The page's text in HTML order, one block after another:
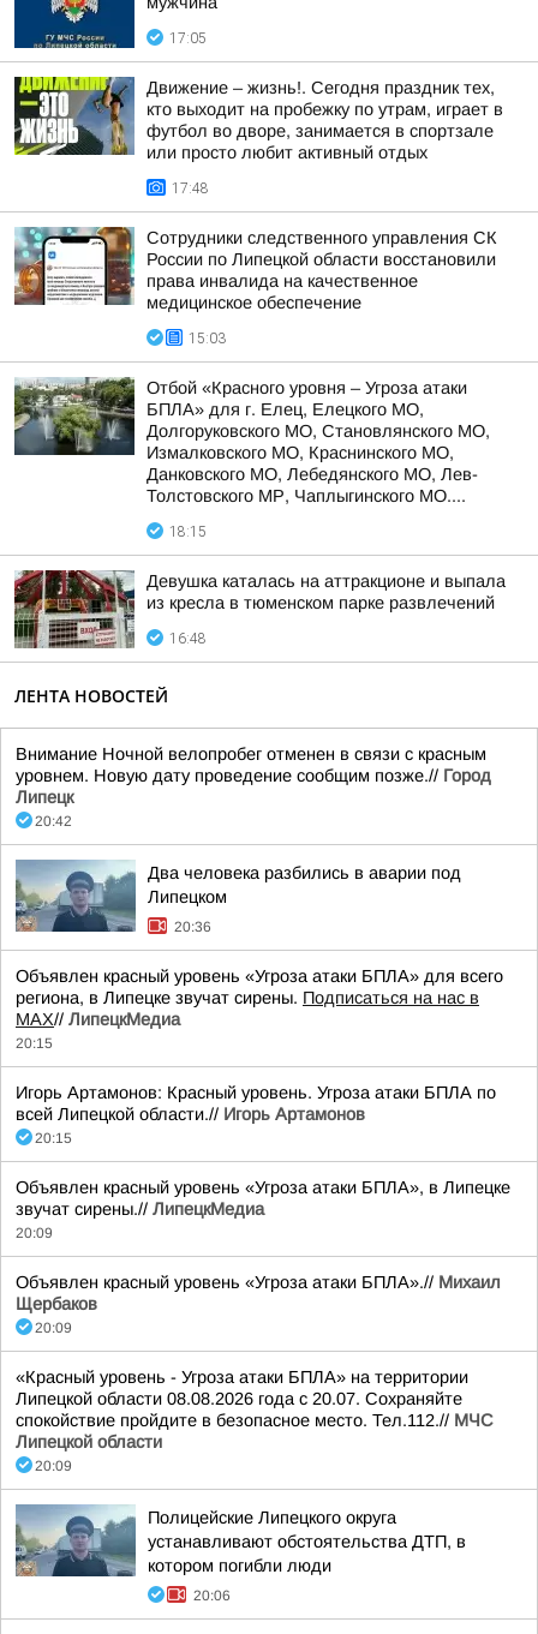
17:05
Движение – жизнь!. Сегодня праздник тех,
кто выходит на пробежку по утрам, играет в
футбол во дворе, занимается в спортзале
или просто любит активный отдых
17:48
Сотрудники следственного управления СК
России по Липецкой области восстановили
права инвалида на качественное
медицинское обеспечение
15:03
Отбой «Красного уровня – Угроза атаки
БПЛА» для г. Елец, Елецкого МО,
Долгоруковского МО, Становлянского МО,
Измалковского МО, Краснинского МО,
Данковского МО, Лебедянского МО, Лев-
Толстовского МР, Чаплыгинского МО....
18:15
Девушка каталась на аттракционе и выпала
из кресла в тюменском парке развлечений
16:48
ЛЕНТА НОВОСТЕЙ
Внимание Ночной велопробег отменен в связи с красным
уровнем. Новую дату проведение сообщим позже.// Город
Липецк
20:42
Два человека разбились в аварии под
Липецком
20:36
Объявлен красный уровень «Угроза атаки БПЛА» для всего
региона, в Липецке звучат сирены. Подписаться на нас в
МАХ// ЛипецкМедиа
20:15
Игорь Артамонов: Красный уровень. Угроза атаки БПЛА по
всей Липецкой области.// Игорь Артамонов
20:15
Объявлен красный уровень «Угроза атаки БПЛА», в Липецке
звучат сирены.// ЛипецкМедиа
20:09
Объявлен красный уровень «Угроза атаки БПЛА».// Михаил
Щербаков
20:09
«Красный уровень - Угроза атаки БПЛА» на территории
Липецкой области 08.08.2026 года с 20.07. Сохраняйте
спокойствие пройдите в безопасное место. Тел.112.// МЧС
Липецкой области
20:09
Полицейские Липецкого округа
устанавливают обстоятельства ДТП, в
котором погибли люди
20:06